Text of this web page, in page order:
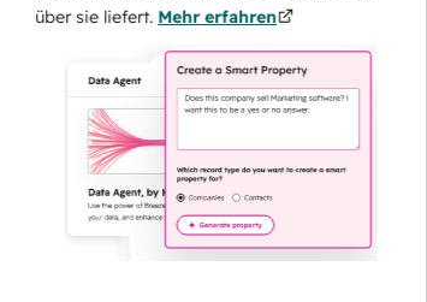
über sie liefert.Mehr erfahren